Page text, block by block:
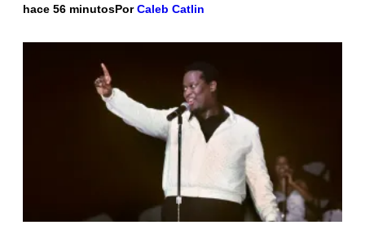
hace 56 minutosPorCaleb Catlin